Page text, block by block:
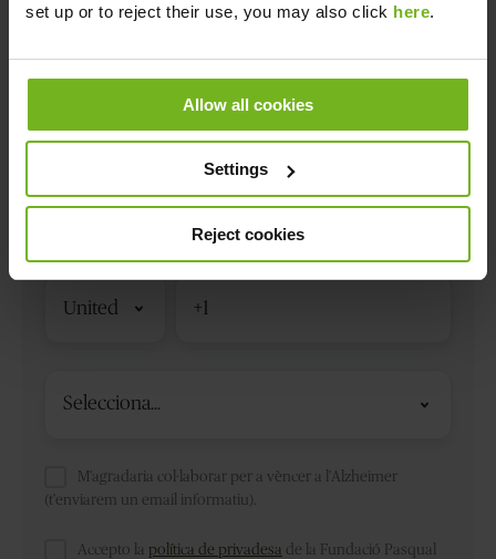
set up or to reject their use, you may also click here.
Allow all cookies
Settings
Reject cookies
relació
M'agradaria col·laborar per a vèncer a l'Alzheimer
(t'enviarem un email informatiu).
Accepto la política de privadesa de la Fundació Pasqual